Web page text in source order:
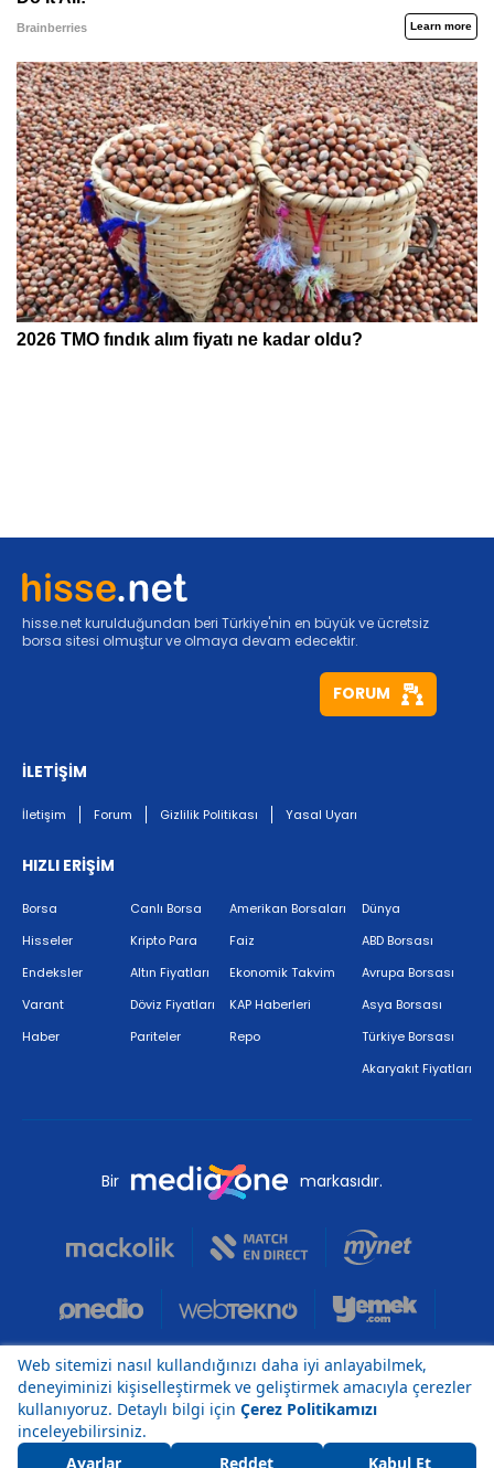
hisse.net kurulduğundan beri Türkiye'nin en büyük ve ücretsiz
borsa sitesi olmuştur ve olmaya devam edecektir.
FORUM
İLETİŞİM
İletişim Forum Gizlilik Politikası Yasal Uyarı
HIZLI ERİŞİM
Borsa
Hisseler
Endeksler
Varant
Haber
Canlı Borsa
Kripto Para
Altın Fiyatları
Döviz Fiyatları
Pariteler
Amerikan Borsaları
Faiz
Ekonomik Takvim
KAP Haberleri
Repo
Dünya
ABD Borsası
Avrupa Borsası
Asya Borsası
Türkiye Borsası
Akaryakıt Fiyatları
Bir markasıdır.